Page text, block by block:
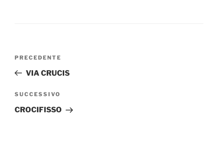
Articolo
precedente:
PRECEDENTE
VIA CRUCIS
Articolo
successivo
SUCCESSIVO
CROCIFISSO